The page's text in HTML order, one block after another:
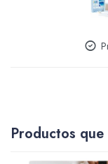
Productos